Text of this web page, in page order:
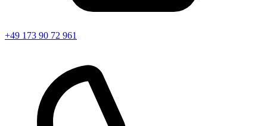
+49 173 90 72 961